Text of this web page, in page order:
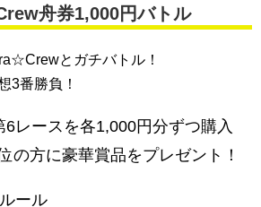
舟券1,000円バトル
とガチバトル！
3番勝負！
レースを各1,000円分ずつ購入
の方に豪華賞品をプレゼント！
ール